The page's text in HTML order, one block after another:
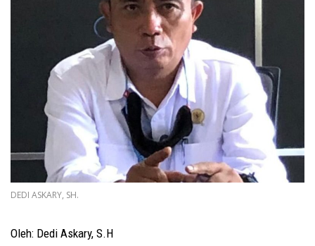
DEDI ASKARY, SH.
Oleh: Dedi Askary, S.H